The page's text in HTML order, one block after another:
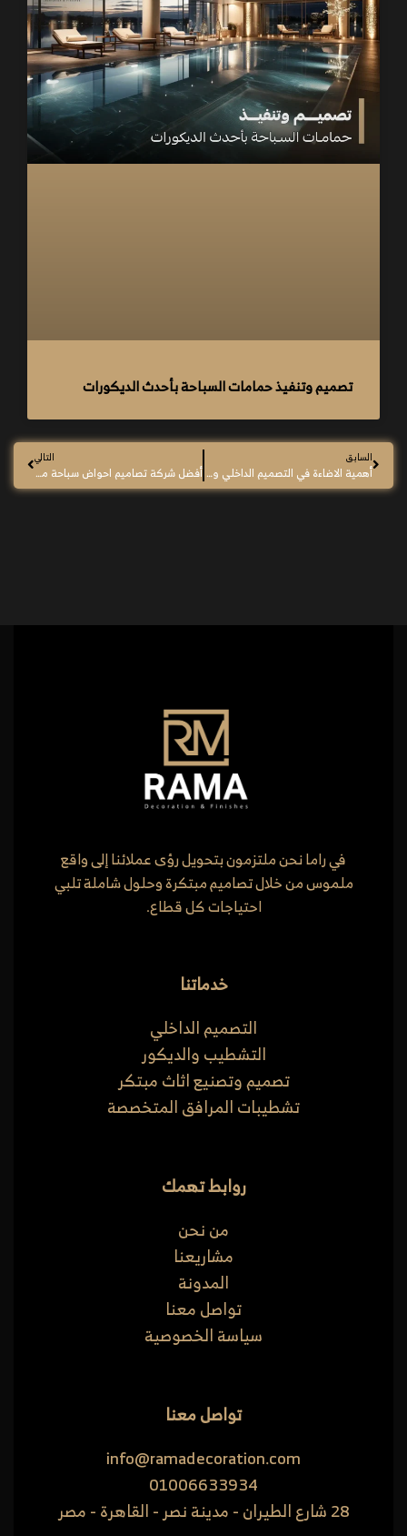
تصميم وتنفيذ حمامات السباحة بأحدث الديكورات
السابق
أهمية الاضاءة في التصميم الداخلي وكيفية توزيعها
التالي
أفضل شركة تصاميم احواض سباحة منزلية وفندقية
في راما نحن ملتزمون بتحويل رؤى عملائنا إلى واقع
ملموس من خلال تصاميم مبتكرة وحلول شاملة تلبي
احتياجات كل قطاع.
خدماتنا
التصميم الداخلي
التشطيب والديكور
تصميم وتصنيع اثاث مبتكر
تشطيبات المرافق المتخصصة
روابط تهمك
من نحن
مشاريعنا
المدونة
تواصل معنا
سياسة الخصوصية
تواصل معنا
info@ramadecoration.com
01006633934
28 شارع الطيران - مدينة نصر - القاهرة - مصر